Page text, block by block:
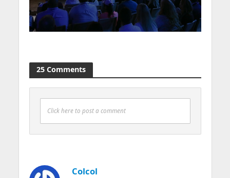
25 Comments
Click here to post a comment
Colcol